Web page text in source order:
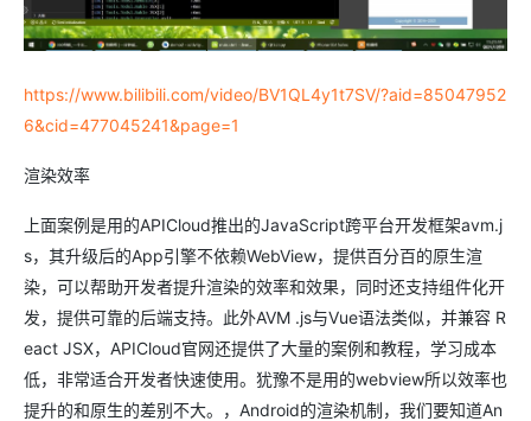
https://www.bilibili.com/video/BV1QL4y1t7SV/?aid=85047952
6&cid=477045241&page=1
渲染效率
上面案例是用的APICloud推出的JavaScript跨平台开发框架avm.j
s，其升级后的App引擎不依赖WebView，提供百分百的原生渲
染，可以帮助开发者提升渲染的效率和效果，同时还支持组件化开
发，提供可靠的后端支持。此外AVM .js与Vue语法类似，并兼容 R
eact JSX，APICloud官网还提供了大量的案例和教程，学习成本
低，非常适合开发者快速使用。犹豫不是用的webview所以效率也
提升的和原生的差别不大。，Android的渲染机制，我们要知道An